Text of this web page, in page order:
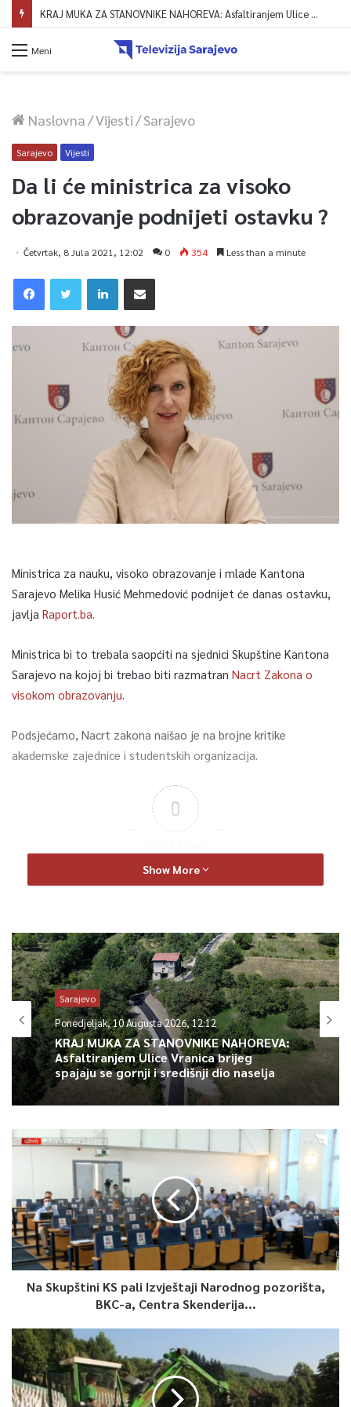
KRAJ MUKA ZA STANOVNIKE NAHOREVA: Asfaltiranjem Ulice Vranica brijeg spajaju se gornji i središnji dio naselja
Meni
Naslovna/Vijesti/Sarajevo
Sarajevo Vijesti
Da li će ministrica za visoko
obrazovanje podnijeti ostavku ?
Četvrtak, 8 Jula 2021, 12:02 0 354 Less than a minute
Ministrica za nauku, visoko obrazovanje i mlade Kantona
Sarajevo Melika Husić Mehmedović podnijet će danas ostavku,
javlja Raport.ba.
Ministrica bi to trebala saopćiti na sjednici Skupštine Kantona
Sarajevo na kojoj bi trebao biti razmatran Nacrt Zakona o
visokom obrazovanju.
Podsjećamo, Nacrt zakona naišao je na brojne kritike
akademske zajednice i studentskih organizacija.
0
Show More
Sarajevo
Ponedjeljak, 10 Augusta 2026, 12:12
KRAJ MUKA ZA STANOVNIKE NAHOREVA:
Asfaltiranjem Ulice Vranica brijeg
spajaju se gornji i središnji dio naselja
Na Skupštini KS pali Izvještaji Narodnog pozorišta,
BKC-a, Centra Skenderija...